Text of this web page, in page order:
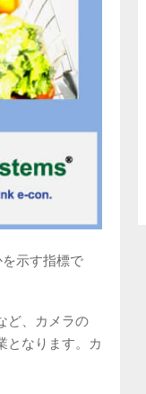
示す指標で
ど、カメラの
となります。カ